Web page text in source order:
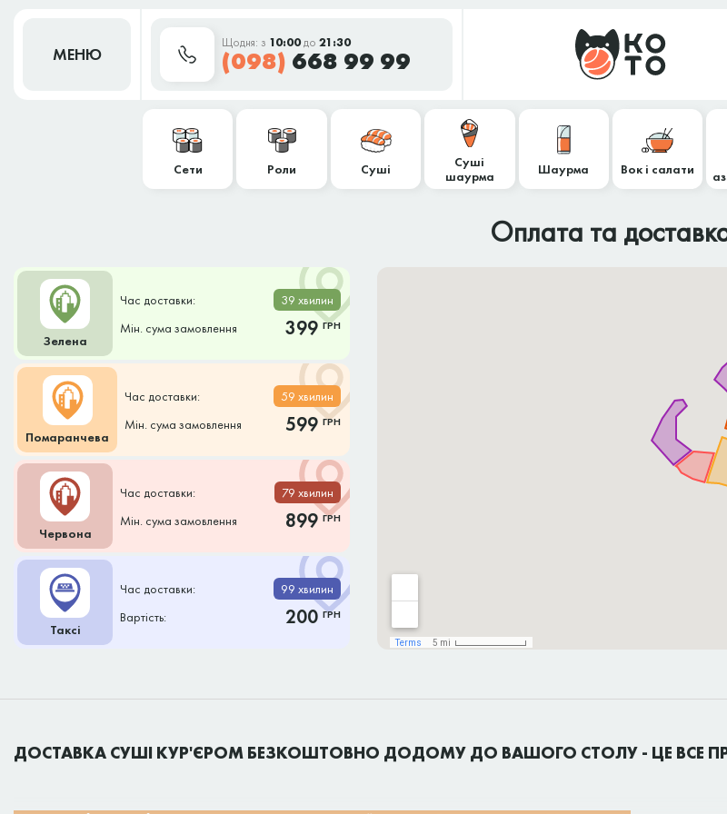
МЕНЮ
Щодня: з 10:00до 21:30
(098) 668 99 99
Сети Роли Суші
Суші
шаурма
Шаурма Вок і салати
Оплата та
Зелена
Час доставки:
39 хвилин
Мін. сума замовлення
399ГРН
Помаранчева
Час доставки:
59 хвилин
Мін. сума замовлення
599ГРН
Червона
Час доставки:
79 хвилин
Мін. сума замовлення
899ГРН
Таксі
Час доставки:
99 хвилин
Вартість:
200ГРН
ДОСТАВКА СУШІ КУР'ЄРОМ БЕЗКОШТОВНО ДОДОМУ ДО ВАШОГО СТОЛУ - ЦЕ ВСЕ